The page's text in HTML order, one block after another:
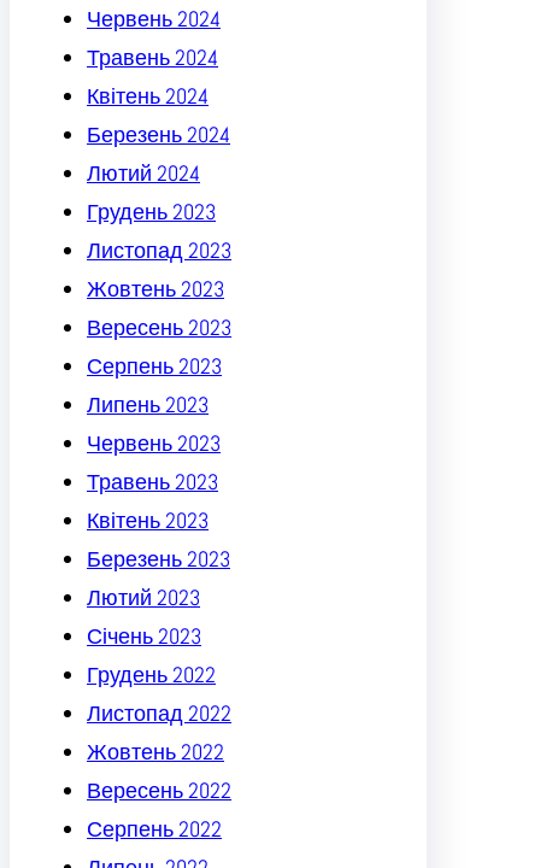
Червень 2024
Травень 2024
Квітень 2024
Березень 2024
Лютий 2024
Грудень 2023
Листопад 2023
Жовтень 2023
Вересень 2023
Серпень 2023
Липень 2023
Червень 2023
Травень 2023
Квітень 2023
Березень 2023
Лютий 2023
Січень 2023
Грудень 2022
Листопад 2022
Жовтень 2022
Вересень 2022
Серпень 2022